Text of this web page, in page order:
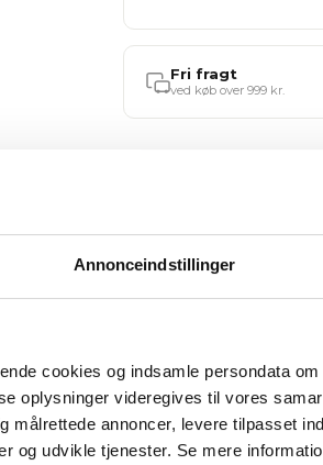
Annonceindstillinger
cookies og indsamle persondata
oplysninger videregives til vores
målrettede annoncer, levere tilpasset
og udvikle tjenester. Se mere
Fri fragt
ved køb over 999 kr.